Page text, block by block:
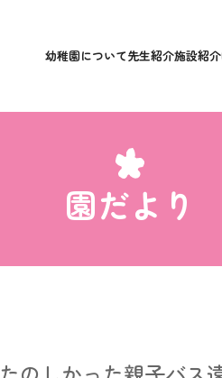
幼稚園について先生紹介施設紹介
園だより